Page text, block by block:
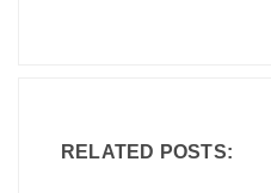
RELATED POSTS: